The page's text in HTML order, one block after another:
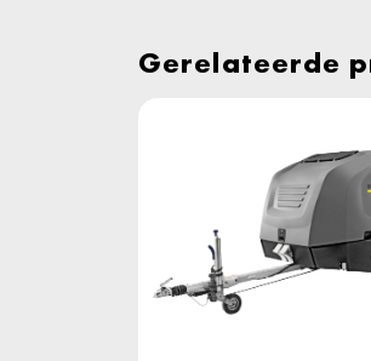
Gerelateerde